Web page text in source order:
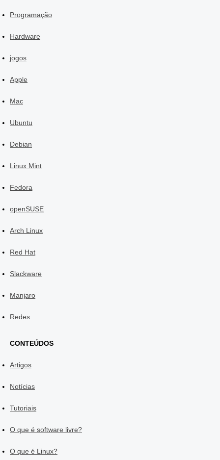
Programação
Hardware
jogos
Apple
Mac
Ubuntu
Debian
Linux Mint
Fedora
openSUSE
Arch Linux
Red Hat
Slackware
Manjaro
Redes
CONTEÚDOS
Artigos
Notícias
Tutoriais
O que é software livre?
O que é Linux?